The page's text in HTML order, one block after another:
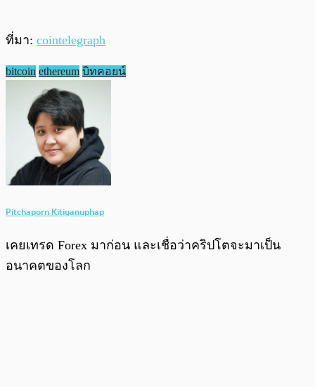
ที่มา: cointelegraph
bitcoin ethereum บิทคอยน์
Pitchaporn Kitiyanuphap
เคยเทรด Forex มาก่อน และเชื่อว่าคริปโตจะมาเป็น
อนาคตของโลก